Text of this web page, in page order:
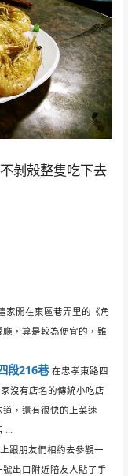
剝殼整隻吃下去
家開在東區巷弄里的《角
，算是較為便宜的，雖
段216巷 在忠孝東路四
沒有店名的傳統小吃店
，還有很快的上菜速
...
跟朋友們相約去參觀一
出口附近陪友人貼了手